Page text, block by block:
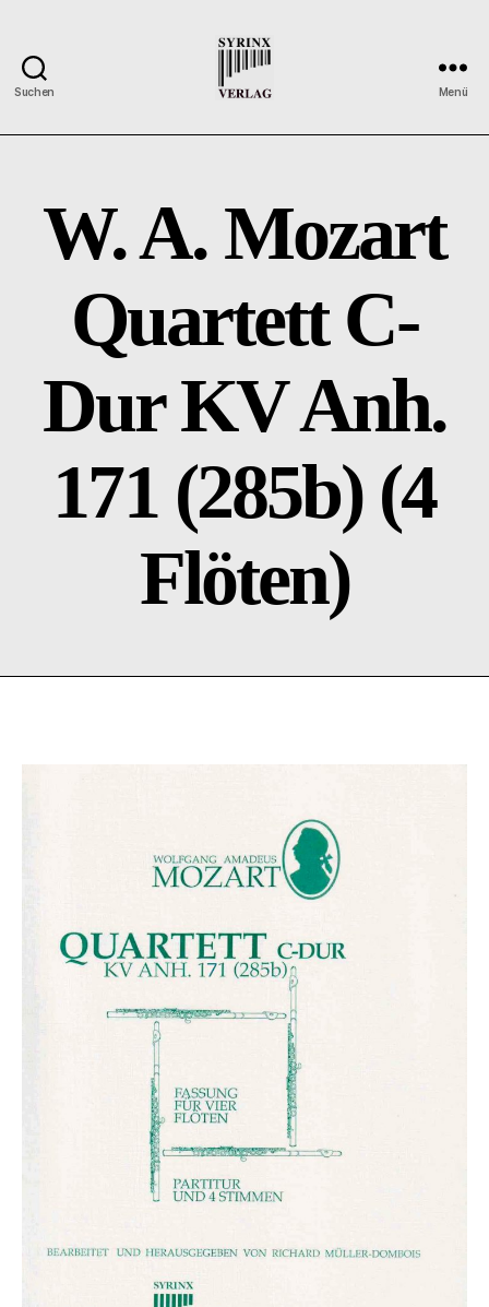
Suchen
Verlag
Verlag
der
Flötisten
Menü
W. A. Mozart
Quartett C-
Dur KV Anh.
171 (285b) (4
Flöten)